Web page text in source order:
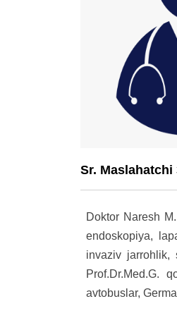
Sr.
Doktor Naresh
endoskopiya,
invaziv jarrohlik,
Prof.Dr.Med.G.
avtobuslar,